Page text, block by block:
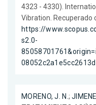
4323 - 4330).
Vibration. Recuperado
https://
s2.0-
08052c2a1e5cc2613d
MORENO, J. N. ;